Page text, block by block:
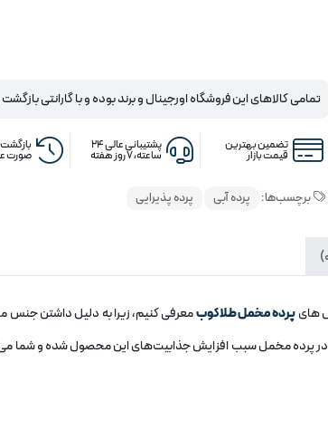
تمامی کالاهای این فروشگاه اورجینال و برند بوده و با گارانتی
تضمین بهترین
قیمت بازار
پشتیبانی عالی ۲۴
ساعته، ۷ روز هفته صورت
برچسب‌ها: پرده آبی پرده پذیرایی
هایپرده مخمل طلاکوبمعرفی کنیم، زیرا به دلیل داشتن جنس
در پرده مخمل سبب افزایش جذابیت‌های این محصول شده و شما